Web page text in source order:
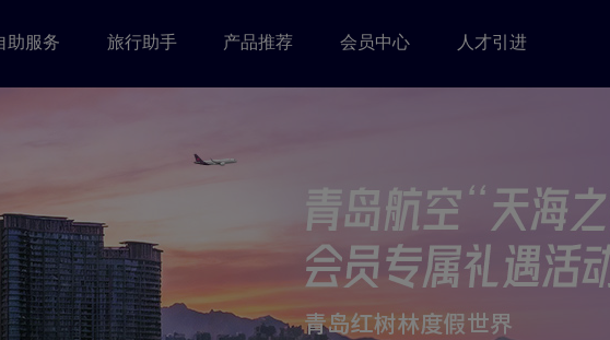
助服务 旅行助手 产品推荐 会员中心 人才引进